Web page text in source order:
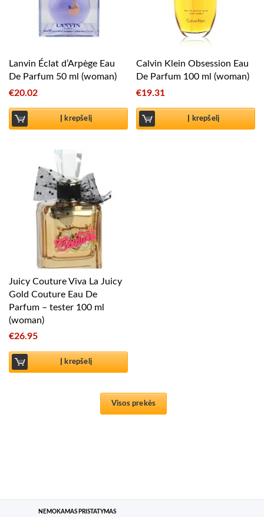
Lanvin Éclat d’Arpège Eau
De Parfum 50 ml (woman)
€20.02
Į krepšelį
Calvin Klein Obsession Eau
De Parfum 100 ml (woman)
€19.31
Į krepšelį
Juicy Couture Viva La Juicy
Gold Couture Eau De
Parfum – tester 100 ml
(woman)
€26.95
Į krepšelį
Visos prekės
NEMOKAMAS PRISTATYMAS